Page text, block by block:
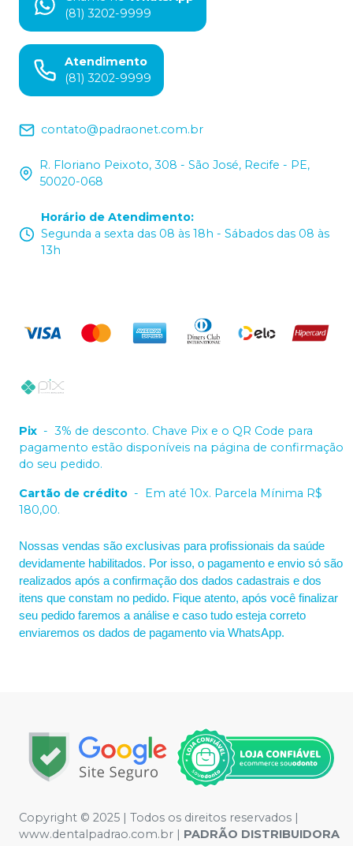
(81) 3202-9999
Atendimento
(81) 3202-9999
contato@padraonet.com.br
R. Floriano Peixoto, 308 - São José, Recife - PE,
50020-068
Horário de Atendimento:
Segunda a sexta das 08 às 18h - Sábados das 08 às
13h
Pix - 3% de desconto. Chave Pix e o QR Code para
pagamento estão disponíveis na página de confirmação
do seu pedido.
Cartão de crédito - Em até 10x. Parcela Mínima R$
180,00.
Nossas vendas são exclusivas para profissionais da saúde
devidamente habilitados. Por isso, o pagamento e envio só são
realizados após a confirmação dos dados cadastrais e dos
itens que constam no pedido. Fique atento, após você finalizar
seu pedido faremos a análise e caso tudo esteja correto
enviaremos os dados de pagamento via WhatsApp.
Copyright © 2025 | Todos os direitos reservados |
www.dentalpadrao.com.br | PADRÃO DISTRIBUIDORA